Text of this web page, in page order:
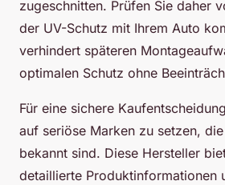
zugeschnitten. Prüfen Sie daher
der UV-Schutz mit Ihrem Auto
verhindert späteren
optimalen Schutz ohne
Für eine sichere
auf seriöse Marken zu setzen,
bekannt sind. Diese Hersteller
detaillierte Produktinformationen